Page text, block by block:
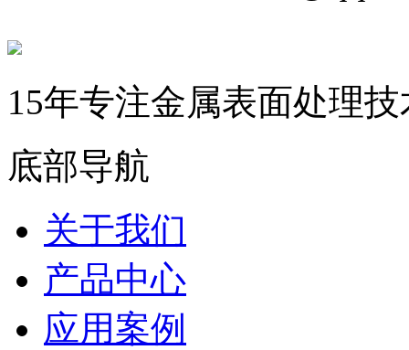
15年专注金属表面处理技
底部导航
关于我们
产品中心
应用案例